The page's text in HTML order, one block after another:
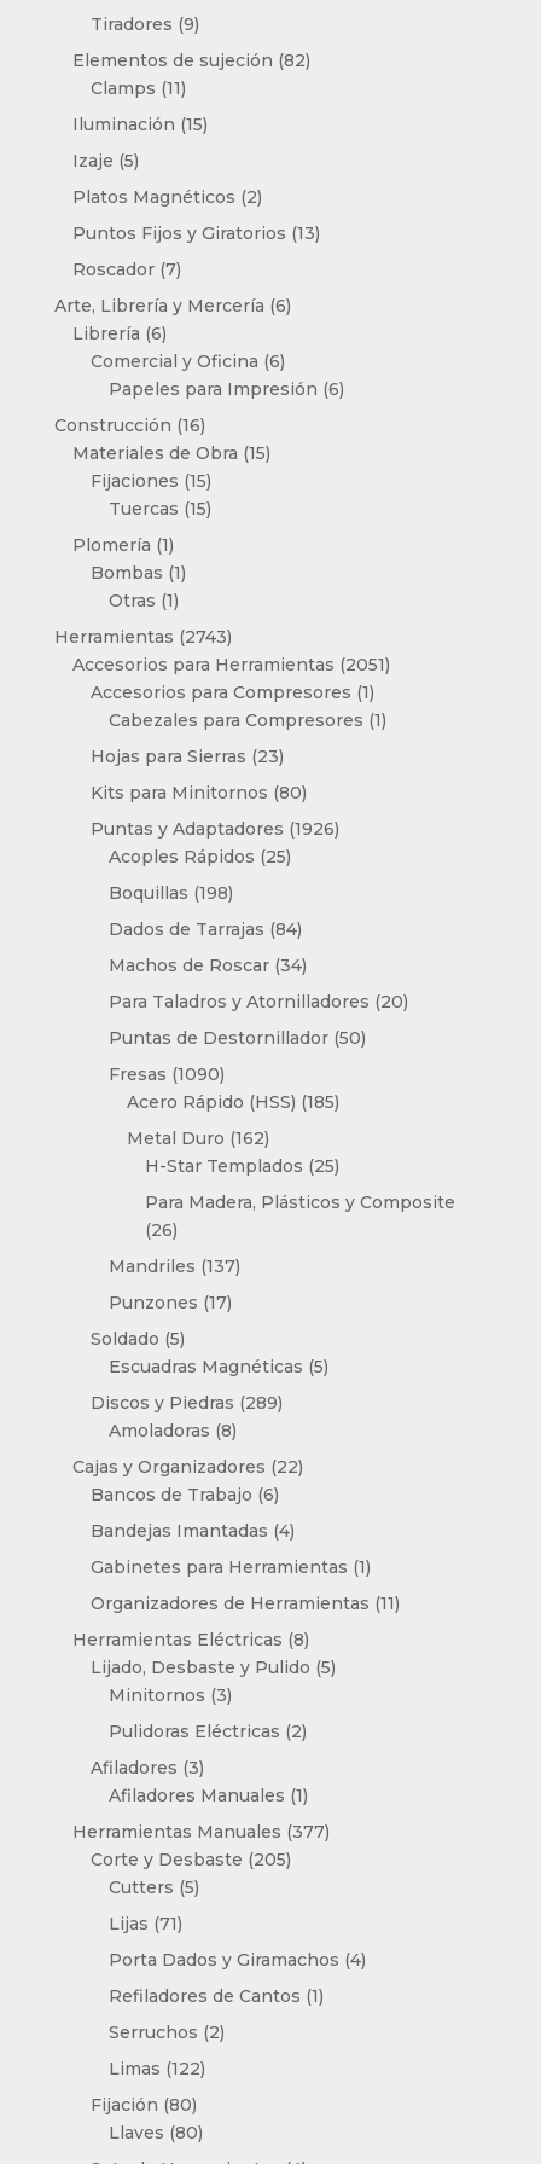
Tiradores 99
productos
Elementos de sujeción 8282
Clamps 1111
productos
Iluminación 1515
Izaje 55
productos
Platos Magnéticos 22
productos
Puntos Fijos y Giratorios 1313
Roscador 77
productos
Arte, Librería y Mercería 66
Librería 66
productos
Comercial y Oficina 66
productos
Papeles para Impresión 66
Construcción 1616
productos
Materiales de Obra 1515
Fijaciones 1515
productos
Tuercas 1515
Plomería 11
producto
Bombas 11
Otras 11
producto
Herramientas 27432743
productos
Accesorios para Herramientas 20512051
Accesorios para Compresores 11
producto
Cabezales para Compresores 11
Hojas para Sierras 2323
productos
Kits para Minitornos 8080
productos
Puntas y Adaptadores 19261926
Acoples Rápidos 2525
Boquillas 198198
productos
Dados de Tarrajas 8484
productos
Machos de Roscar 3434
productos
Para Taladros y Atornilladores 2020
Puntas de Destornillador 5050
Fresas 10901090
productos
Acero Rápido (HSS) 185185
Metal Duro 162162
productos
H-Star Templados 2525
productos
Para Madera, Plásticos y Composite
2626
productos
Mandriles 137137
Punzones 1717
Soldado 55
productos
Escuadras Magnéticas 55
Discos y Piedras 289289
Amoladoras 88
productos
Cajas y Organizadores 2222
Bancos de Trabajo 66
productos
Bandejas Imantadas 44
productos
Gabinetes para Herramientas 11
producto
Organizadores de Herramientas 1111
Herramientas Eléctricas 88
productos
Lijado, Desbaste y Pulido 55
Minitornos 33
productos
Pulidoras Eléctricas 22
Afiladores 33
productos
Afiladores Manuales 11
producto
Herramientas Manuales 377377
Corte y Desbaste 205205
Cutters 55
Lijas 7171
productos
Porta Dados y Giramachos 44
Refiladores de Cantos 11
Serruchos 22
Limas 122122
Fijación 8080
productos
Llaves 8080
productos